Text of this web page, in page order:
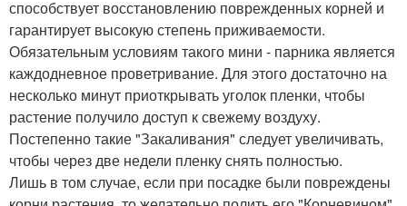
способствует восстановлению поврежденных корней и
гарантирует высокую степень приживаемости.
Обязательным условиям такого мини - парника является
каждодневное проветривание. Для этого достаточно на
несколько минут приоткрывать уголок пленки, чтобы
растение получило доступ к свежему воздуху.
Постепенно такие "Закаливания" следует увеличивать,
чтобы через две недели пленку снять полностью.
Лишь в том случае, если при посадке были повреждены